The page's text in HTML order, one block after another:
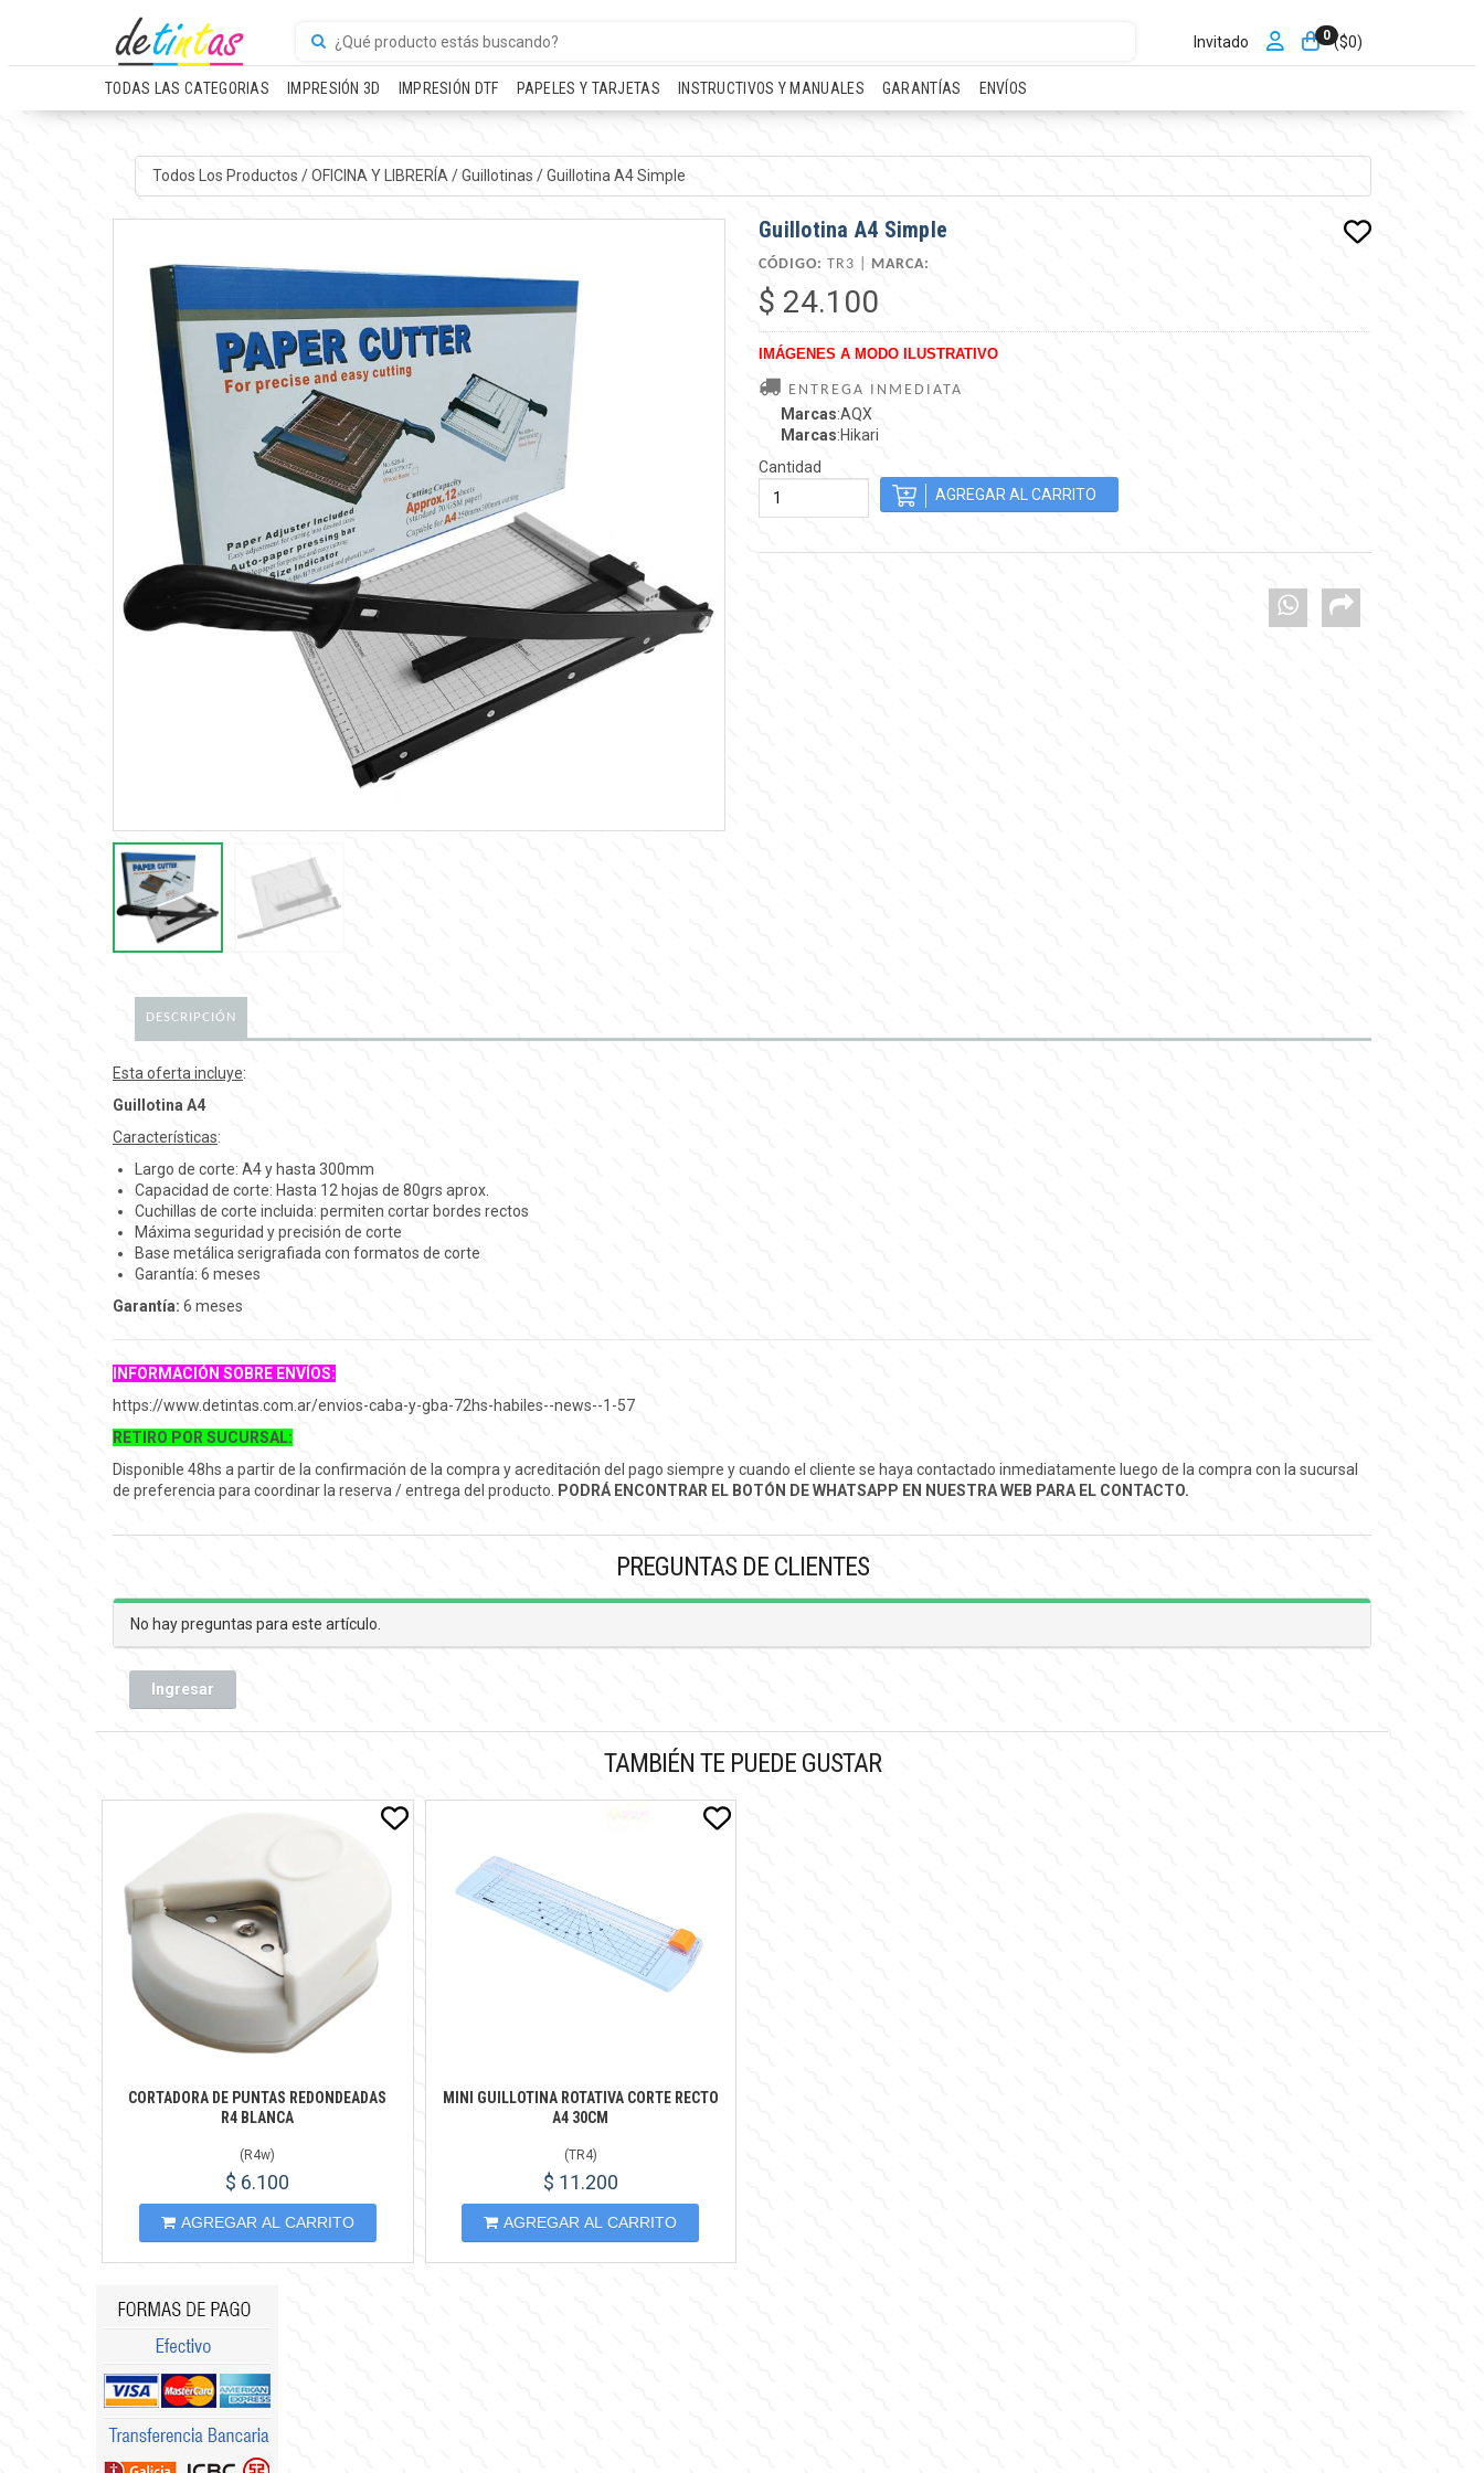
Invitado 0 ($0)
TODAS LAS CATEGORIAS IMPRESIÓN 3D IMPRESIÓN DTF PAPELES Y TARJETAS INSTRUCTIVOS Y MANUALES GARANTÍAS ENVÍOS
Todos Los Productos /OFICINA Y LIBRERÍA /Guillotinas /Guillotina A4 Simple
Guillotina A4 Simple
CÓDIGO: TR3 | MARCA:
$ 24.100
IMÁGENES A MODO ILUSTRATIVO
ENTREGA INMEDIATA
Marcas:AQX
Marcas:Hikari
Cantidad
DESCRIPCIÓN
Esta oferta incluye:
Guillotina A4
Características:
Largo de corte: A4 y hasta 300mm
Capacidad de corte: Hasta 12 hojas de 80grs aprox.
Cuchillas de corte incluida: permiten cortar bordes rectos
Máxima seguridad y precisión de corte
Base metálica serigrafiada con formatos de corte
Garantía: 6 meses
Garantía: 6 meses
INFORMACIÓN SOBRE ENVÍOS:
https://www.detintas.com.ar/envios-caba-y-gba-72hs-habiles--news--1-57
RETIRO POR SUCURSAL:
Disponible 48hs a partir de la confirmación de la compra y acreditación del pago siempre y cuando el cliente se haya contactado inmediatamente luego de la compra con la sucursal
de preferencia para coordinar la reserva / entrega del producto.
PODRÁ ENCONTRAR EL BOTÓN DE WHATSAPP EN NUESTRA WEB PARA EL CONTACTO.
PREGUNTAS DE CLIENTES
No hay preguntas para este artículo.
Ingresar
TAMBIÉN TE PUEDE GUSTAR
CORTADORA DE PUNTAS REDONDEADAS
R4 BLANCA
( R4w)
$ 6.100
AGREGAR AL CARRITO
MINI GUILLOTINA ROTATIVA CORTE RECTO
A4 30CM
(TR4)
$ 11.200
AGREGAR AL CARRITO